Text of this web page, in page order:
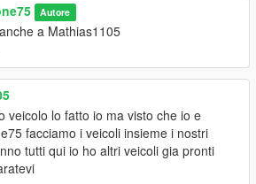
Autore
a Mathias1105
veicolo lo fatto io ma visto che io e
facciamo i veicoli insieme i nostri
tutti qui io ho altri veicoli gia pronti